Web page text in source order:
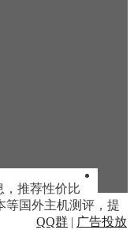
，推荐性价比
等国外主机测评，提
QQ群 | 广告投放